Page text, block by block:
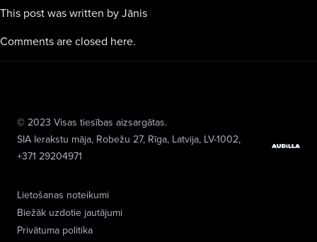
This post was written by Jānis
Comments are closed here.
Lietošanas noteikumi
Biežāk uzdotie jautājumi
Privātuma politika
© 2023 Visas tiesības aizsargātas.
SIA Ierakstu māja, Robežu 27, Rīga, Latvija, LV-1002,
+371 29204971